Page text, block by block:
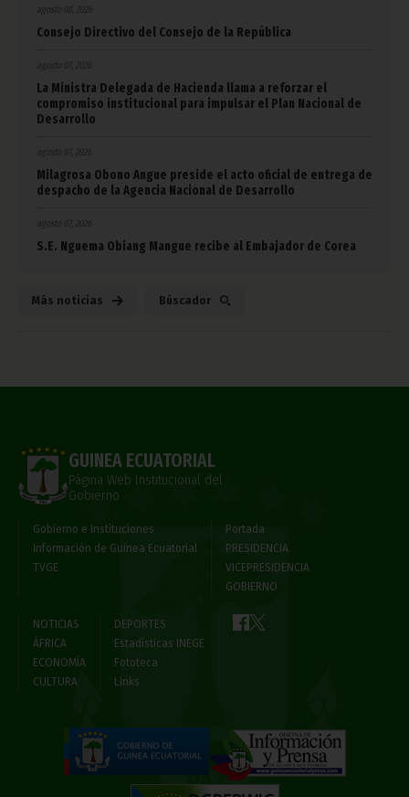
Consejo Directivo del Consejo de la República
agosto 07, 2026
La Ministra Delegada de Hacienda llama a reforzar el
compromiso institucional para impulsar el Plan Nacional de
Desarrollo
agosto 07, 2026
Milagrosa Obono Angue preside el acto oficial de entrega de
despacho de la Agencia Nacional de Desarrollo
agosto 07, 2026
S.E. Nguema Obiang Mangue recibe al Embajador de Corea
Más noticias Búscador
GUINEA ECUATORIAL
Página Web Institucional del
Gobierno
Gobierno e Instituciones
Información de Guinea Ecuatorial
TVGE
Portada
PRESIDENCIA
VICEPRESIDENCIA
GOBIERNO
NOTICIAS
ÁFRICA
ECONOMÍA
CULTURA
DEPORTES
Estadísticas INEGE
Fototeca
Links